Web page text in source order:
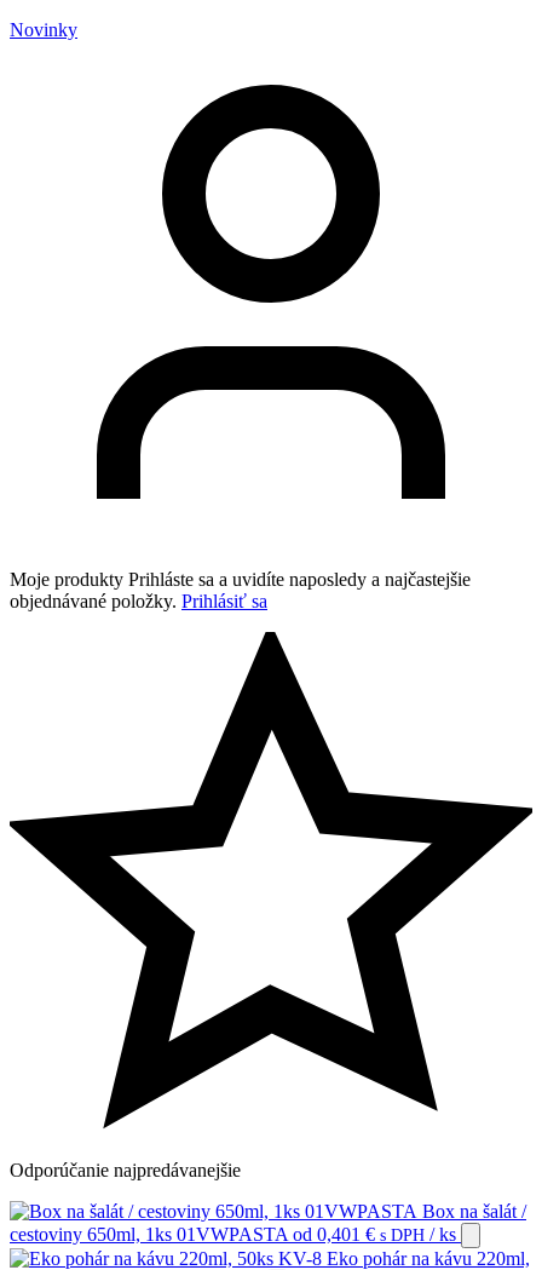
Novinky
Moje produkty Prihláste sa a uvidíte naposledy a najčastejšie
objednávané položky. Prihlásiť sa
Odporúčanie najpredávanejšie
Box na šalát /
cestoviny 650ml, 1ks 01VWPASTA od 0,401 € s DPH / ks
Eko pohár na kávu 220ml,